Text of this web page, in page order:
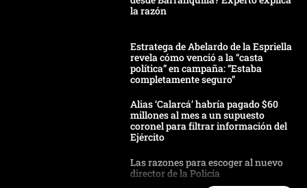
la razón
Estratega de Abelardo de la Espriella
revela cómo venció a la “casta
política” en campaña: “Estaba
completamente seguro”
Alias ‘Calarcá’ habría pagado $60
millones al mes a un supuesto
coronel para filtrar información del
Ejército
Las razones para escoger al nuevo
director de la Policía